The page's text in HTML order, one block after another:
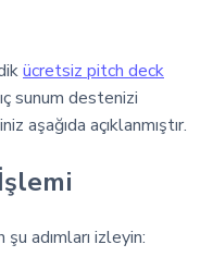
ücretsiz pitch deck
sunum destenizi
aşağıda açıklanmıştır.
adımları izleyin: